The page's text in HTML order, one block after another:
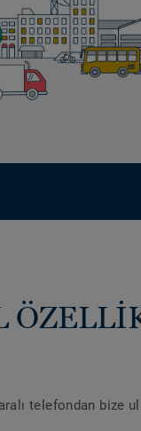
telefondan bize